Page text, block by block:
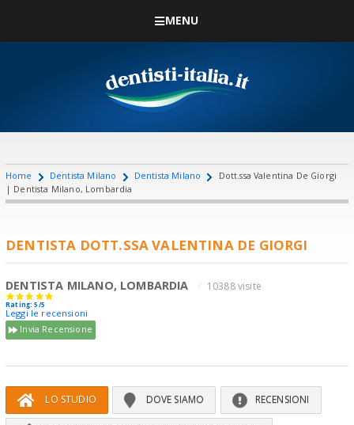
MENU
Home Dentista Milano Dentista Milano
Dott.ssa Valentina De Giorgi
| Dentista Milano, Lombardia
DENTISTA DOTT.SSA VALENTINA DE GIORGI
DENTISTA MILANO, LOMBARDIA 10388 visite
Rating: 5/5
Leggi le recensioni
Invia Recensione
LO STUDIO DOVE SIAMO RECENSIONI